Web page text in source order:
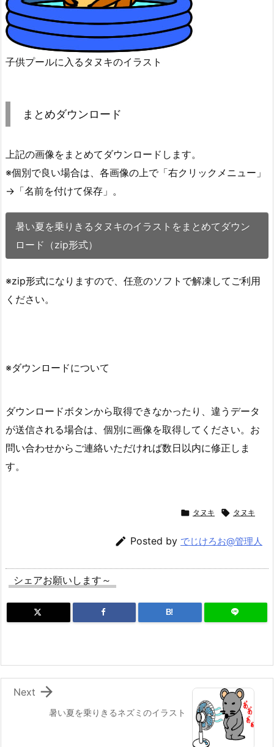
子供プールに入るタヌキのイラスト
まとめダウンロード
上記の画像をまとめてダウンロードします。
※個別で良い場合は、各画像の上で「右クリックメニュー」
→「名前を付けて保存」。
暑い夏を乗りきるタヌキのイラストをまとめてダウン
ロード（zip形式）
※zip形式になりますので、任意のソフトで解凍してご利用
ください。
※ダウンロードについて
ダウンロードボタンから取得できなかったり、違うデータ
が送信される場合は、個別に画像を取得してください。お
問い合わせからご連絡いただければ数日以内に修正しま
す。
 タヌキ  タヌキ
 Posted by でじけろお@管理人
シェアお願いします～
B!
暑い夏を乗りきるネズミのイラスト

Next